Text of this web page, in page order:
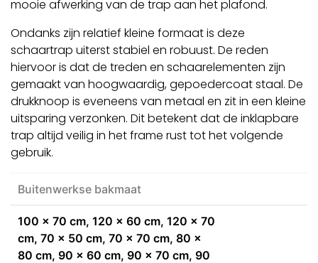
mooie afwerking van de trap aan het plafond.
Ondanks zijn relatief kleine formaat is deze
schaartrap uiterst stabiel en robuust. De reden
hiervoor is dat de treden en schaarelementen zijn
gemaakt van hoogwaardig, gepoedercoat staal. De
drukknoop is eveneens van metaal en zit in een kleine
uitsparing verzonken. Dit betekent dat de inklapbare
trap altijd veilig in het frame rust tot het volgende
gebruik.
Buitenwerkse bakmaat
100 x 70 cm, 120 x 60 cm, 120 x 70
cm, 70 x 50 cm, 70 x 70 cm, 80 x
80 cm, 90 x 60 cm, 90 x 70 cm, 90